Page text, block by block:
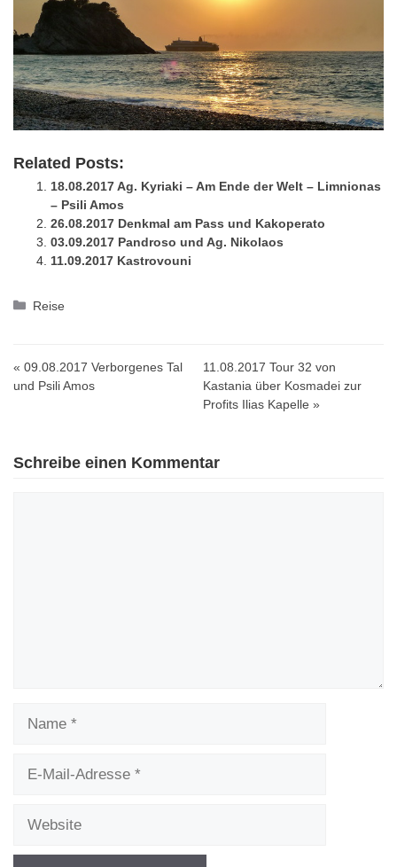
Related Posts:
18.08.2017 Ag. Kyriaki – Am Ende der Welt – Limnionas
– Psili Amos
26.08.2017 Denkmal am Pass und Kakoperato
03.09.2017 Pandroso und Ag. Nikolaos
11.09.2017 Kastrovouni
Kategorien
Reise
« 09.08.2017 Verborgenes Tal
und Psili Amos
11.08.2017 Tour 32 von
Kastania über Kosmadei zur
Profits Ilias Kapelle »
Schreibe einen Kommentar
Mail-